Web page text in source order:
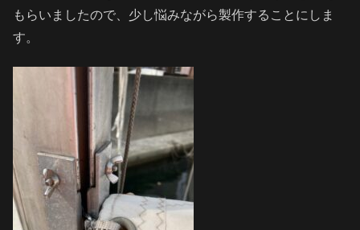
もらいましたので、少し悩みながら製作することにしま
す。